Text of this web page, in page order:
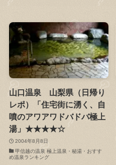
山口温泉 山梨県（日帰り
レポ）「住宅街に湧く、自
噴のアワアワドバドバ極上
湯」★★★★☆
2004年8月8日
甲信越の温泉 極上温泉・秘湯・おすす
め温泉ランキング